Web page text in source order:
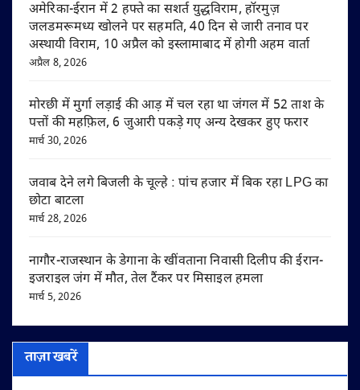
अमेरिका-ईरान में 2 हफ्ते का सशर्त युद्धविराम, हॉरमुज़
जलडमरूमध्य खोलने पर सहमति, 40 दिन से जारी तनाव पर
अस्थायी विराम, 10 अप्रैल को इस्लामाबाद में होगी अहम वार्ता
अप्रैल 8, 2026
मोरछी में मुर्गा लड़ाई की आड़ में चल रहा था जंगल में 52 ताश के
पत्तों की महफ़िल, 6 जुआरी पकड़े गए अन्य देखकर हुए फरार
मार्च 30, 2026
जवाब देने लगे बिजली के चूल्हे : पांच हजार में बिक रहा LPG का
छोटा बाटला
मार्च 28, 2026
नागौर-राजस्थान के डेगाना के खींवताना निवासी दिलीप की ईरान-
इजराइल जंग में मौत, तेल टैंकर पर मिसाइल हमला
मार्च 5, 2026
ताज़ा खबरें